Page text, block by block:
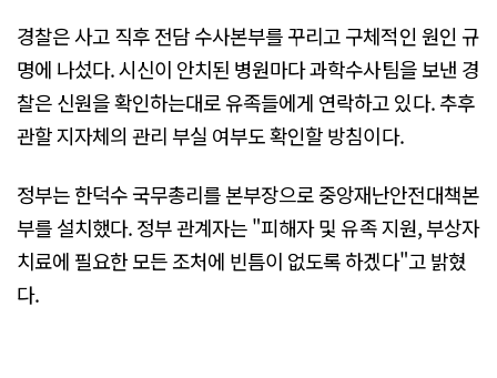
경찰은 사고 직후 전담 수사본부를 꾸리고 구체적인 원인 규
명에 나섰다. 시신이 안치된 병원마다 과학수사팀을 보낸 경
찰은 신원을 확인하는대로 유족들에게 연락하고 있다. 추후
관할 지자체의 관리 부실 여부도 확인할 방침이다.
정부는 한덕수 국무총리를 본부장으로 중앙재난안전대책본
부를 설치했다. 정부 관계자는 "피해자 및 유족 지원, 부상자
치료에 필요한 모든 조처에 빈틈이 없도록 하겠다"고 밝혔
다.